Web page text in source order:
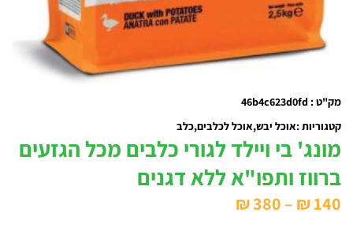
מק"ט : 46b4c623d0fd
קטגוריות :אוכל יבש אוכל לכלבים כלב
מונג' בי ויילד לגורי כלבים מכל הגזעים
ברווז ותפו"א ללא דגנים
₪140
–
₪380
מחירים: